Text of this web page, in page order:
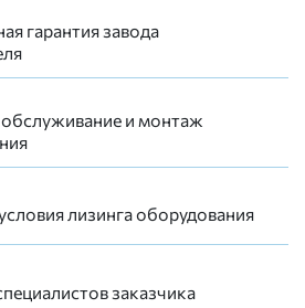
гарантия завода
и монтаж
лизинга оборудования
заказчика